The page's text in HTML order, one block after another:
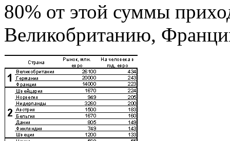
80% от этой суммы
Великобританию,